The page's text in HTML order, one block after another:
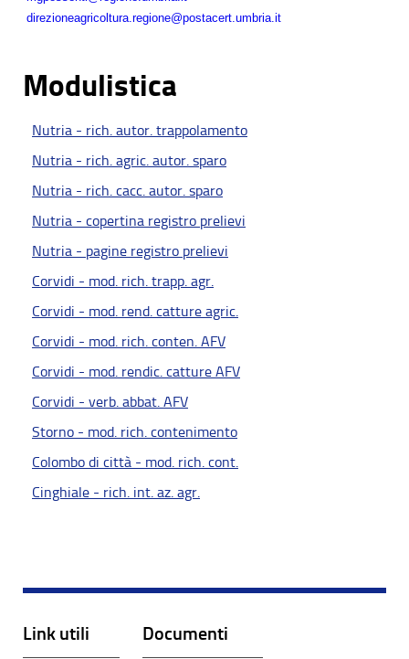
direzioneagricoltura.regione@postacert.umbria.it
Modulistica
Nutria - rich. autor. trappolamento
Nutria - rich. agric. autor. sparo
Nutria - rich. cacc. autor. sparo
Nutria - copertina registro prelievi
Nutria - pagine registro prelievi
Corvidi - mod. rich. trapp. agr.
Corvidi - mod. rend. catture agric.
Corvidi - mod. rich. conten. AFV
Corvidi - mod. rendic. catture AFV
Corvidi - verb. abbat. AFV
Storno - mod. rich. contenimento
Colombo di città - mod. rich. cont.
Cinghiale - rich. int. az. agr.
Link utili Documenti